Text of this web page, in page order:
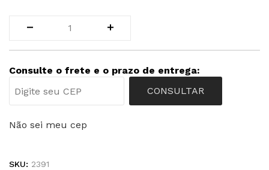
Consulte o frete e o prazo de entrega:
CONSULTAR
Não sei meu cep
SKU: 2391